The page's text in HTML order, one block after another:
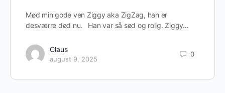
Mød min gode ven Ziggy aka ZigZag, han er
desværre død nu. Han var så sød og rolig. Ziggy…
Claus
august 9, 2025
0